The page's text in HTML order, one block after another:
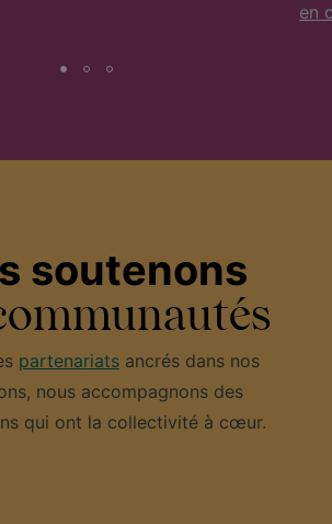
en
soutenons
partenariats ancrés dans nos
nous accompagnons des
qui ont la collectivité à cœur.